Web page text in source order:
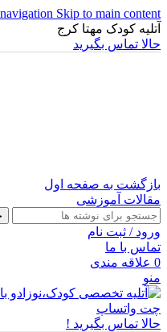
Skip to main content
آتلیه کودک مهتا کرج
حالا تماس بگیرید
بازگشت به صفحه اول
مقالات آموزشی
ورود / ثبت نام
تماس با ما
0 علاقه مندی
منو
چت واتساپ
حالا تماس بگیرید !